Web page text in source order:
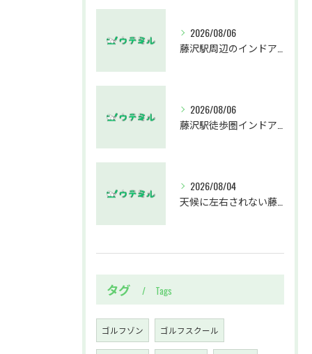
2026/08/06
2026/08/06
2026/08/04
タグ Tags
ゴルフゾン ゴルフスクール